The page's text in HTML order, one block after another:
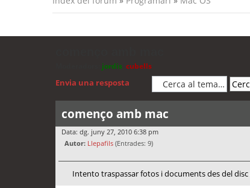
jordis cubells
Envia una resposta
començo amb mac
Data: dg. juny 27, 2010 6:38 pm
Autor: Llepafils (Entrades: 9)
Intento traspassar fotos i documents des del